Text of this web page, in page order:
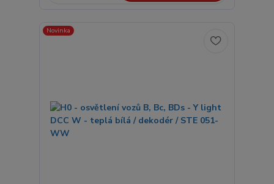
Novinka